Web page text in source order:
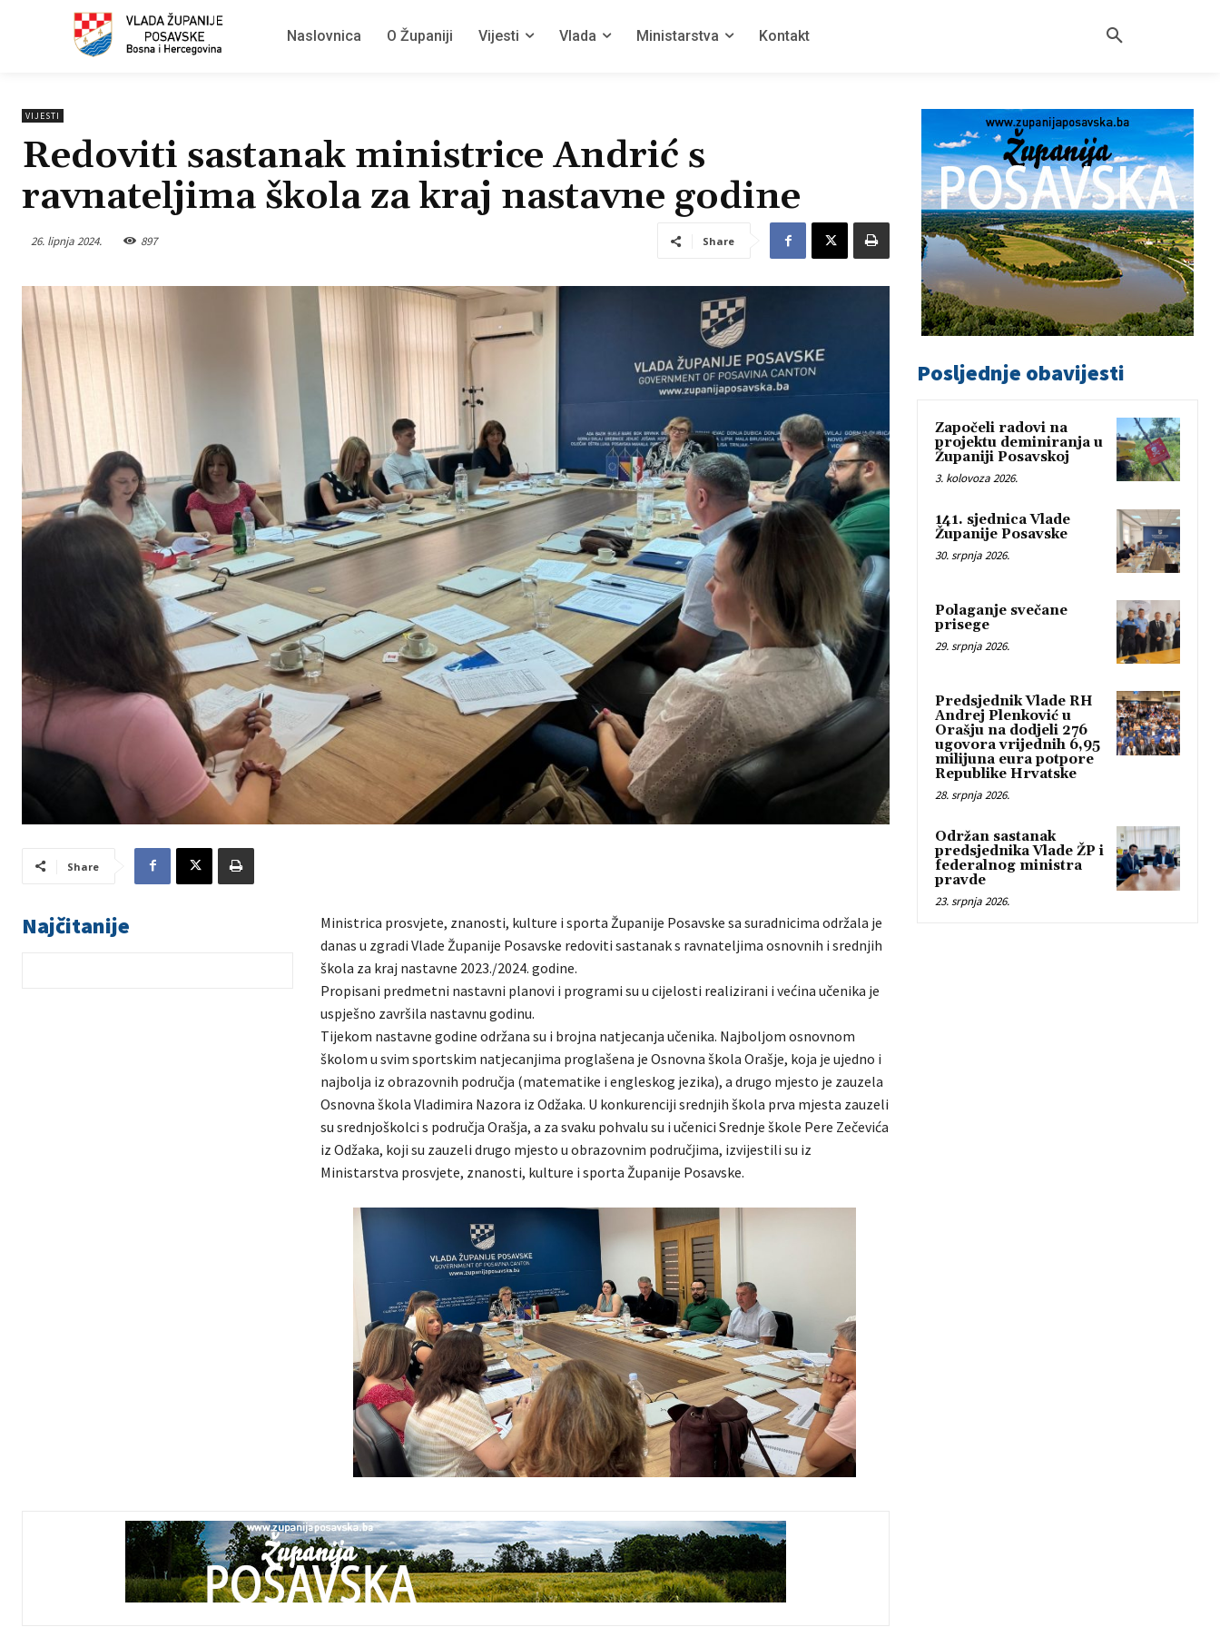
Naslovnica O Županiji Vijesti Vlada Ministarstva Kontakt
VIJESTI
Redoviti sastanak ministrice Andrić s
ravnateljima škola za kraj nastavne godine
26. lipnja 2024. 897 Share
Share
Najčitanije
Ministrica prosvjete, znanosti, kulture i sporta Županije Posavske sa suradnicima održala je
danas u zgradi Vlade Županije Posavske redoviti sastanak s ravnateljima osnovnih i srednjih
škola za kraj nastavne 2023./2024. godine.
Propisani predmetni nastavni planovi i programi su u cijelosti realizirani i većina učenika je
uspješno završila nastavnu godinu.
Tijekom nastavne godine održana su i brojna natjecanja učenika. Najboljom osnovnom
školom u svim sportskim natjecanjima proglašena je Osnovna škola Orašje, koja je ujedno i
najbolja iz obrazovnih područja (matematike i engleskog jezika), a drugo mjesto je zauzela
Osnovna škola Vladimira Nazora iz Odžaka. U konkurenciji srednjih škola prva mjesta zauzeli
su srednjoškolci s područja Orašja, a za svaku pohvalu su i učenici Srednje škole Pere Zečevića
iz Odžaka, koji su zauzeli drugo mjesto u obrazovnim područjima, izvijestili su iz
Ministarstva prosvjete, znanosti, kulture i sporta Županije Posavske.
Posljednje obavijesti
Započeli radovi na
projektu deminiranja u
Županiji Posavskoj
3. kolovoza 2026.
141. sjednica Vlade
Županije Posavske
30. srpnja 2026.
Polaganje svečane
prisege
29. srpnja 2026.
Predsjednik Vlade RH
Andrej Plenković u
Orašju na dodjeli 276
ugovora vrijednih 6,95
milijuna eura potpore
Republike Hrvatske
28. srpnja 2026.
Održan sastanak
predsjednika Vlade ŽP i
federalnog ministra
pravde
23. srpnja 2026.